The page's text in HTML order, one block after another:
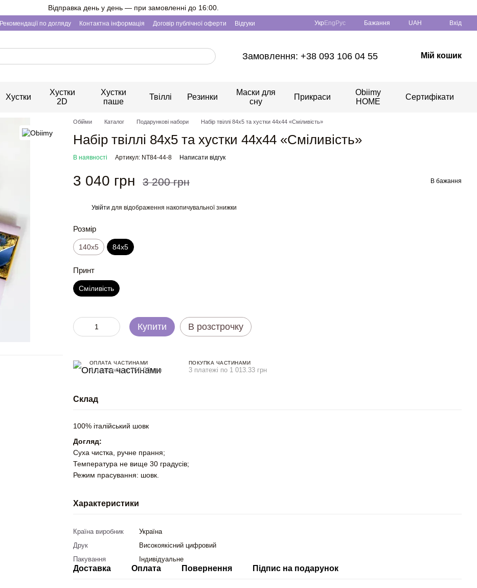
Відправка день у день — при замовленні до 16:00.
Рекомендації по догляду Контактна інформація Договір публічної оферти Відгуки Укр Eng Рус Бажання UAH Вхід
Замовлення: +38 093 106 04 55 Мій кошик
Хустки
Хустки
2D
Хустки
паше
Твіллі Резинки
Маски для
сну
Прикраси
Obiimy
HOME
Сертифікати
Обійми Каталог Подарункові набори Набір твіллі 84x5 та хустки 44x44 «Сміливість»
Набір твіллі 84x5 та хустки 44x44 «Сміливість»
В наявності Артикул: NT84-44-8 Написати відгук
3 040 грн 3 200 грн В бажання
Увійти для відображення накопичувальної знижки
Розмір
140x5 84x5
Принт
Сміливість
Купити В розстрочку
ОПЛАТА ЧАСТИНАМИ
4 платежі по 760.00 грн
ПОКУПКА ЧАСТИНАМИ
3 платежі по 1 013.33 грн
Склад
100% італійський шовк
Догляд:
Суха чистка, ручне прання;
Температура не вище 30 градусів;
Режим прасування: шовк.
Характеристики
Країна виробник
Україна
Друк
Високоякісний цифровий
Пакування
Індивідуальне
Доставка Оплата Повернення Підпис на подарунок